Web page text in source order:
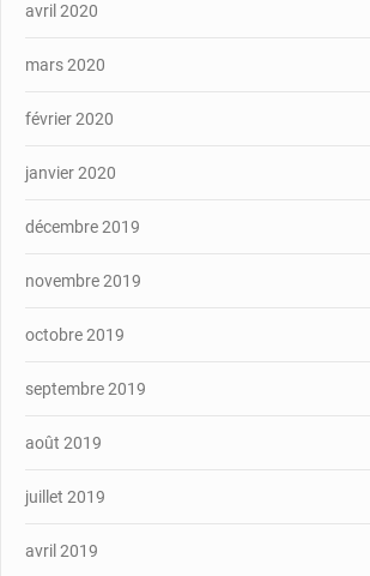
avril 2020
mars 2020
février 2020
janvier 2020
décembre 2019
novembre 2019
octobre 2019
septembre 2019
août 2019
juillet 2019
avril 2019